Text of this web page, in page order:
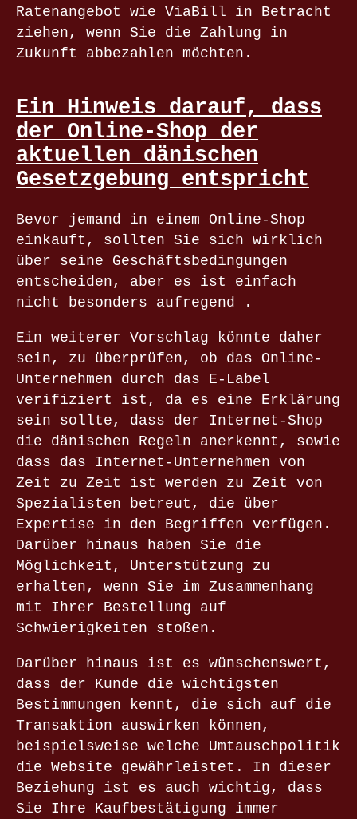
Ratenangebot wie ViaBill in Betracht
ziehen, wenn Sie die Zahlung in
Zukunft abbezahlen möchten.
Ein Hinweis darauf, dass
der Online-Shop der
aktuellen dänischen
Gesetzgebung entspricht
Bevor jemand in einem Online-Shop
einkauft, sollten Sie sich wirklich
über seine Geschäftsbedingungen
entscheiden, aber es ist einfach
nicht besonders aufregend .
Ein weiterer Vorschlag könnte daher
sein, zu überprüfen, ob das Online-
Unternehmen durch das E-Label
verifiziert ist, da es eine Erklärung
sein sollte, dass der Internet-Shop
die dänischen Regeln anerkennt, sowie
dass das Internet-Unternehmen von
Zeit zu Zeit ist werden zu Zeit von
Spezialisten betreut, die über
Expertise in den Begriffen verfügen.
Darüber hinaus haben Sie die
Möglichkeit, Unterstützung zu
erhalten, wenn Sie im Zusammenhang
mit Ihrer Bestellung auf
Schwierigkeiten stoßen.
Darüber hinaus ist es wünschenswert,
dass der Kunde die wichtigsten
Bestimmungen kennt, die sich auf die
Transaktion auswirken können,
beispielsweise welche Umtauschpolitik
die Website gewährleistet. In dieser
Beziehung ist es auch wichtig, dass
Sie Ihre Kaufbestätigung immer